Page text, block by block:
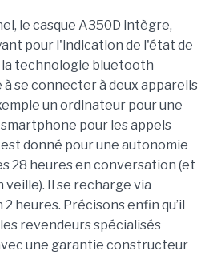
le casque A350D intègre,
pour l'indication de l'état de
la technologie bluetooth
se connecter à deux appareils
un ordinateur pour une
pour les appels
est donné pour une autonomie
28 heures en conversation (et
veille). Il se recharge via
2 heures. Précisons enfin qu’il
revendeurs spécialisés
une garantie constructeur